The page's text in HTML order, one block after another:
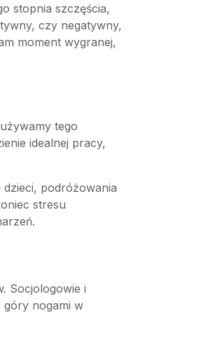
stopnia szczęścia,
czy negatywny,
moment wygranej,
tego
idealnej pracy,
dzieci, podróżowania
stresu
Socjologowie i
góry nogami w